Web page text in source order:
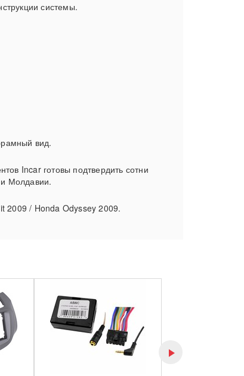
системы.
вид.
Incar готовы подтвердить сотни
Молдавии.
2009 / Honda Odyssey 2009.